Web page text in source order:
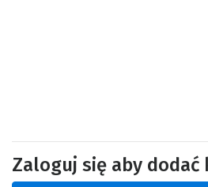
Zaloguj się aby dodać